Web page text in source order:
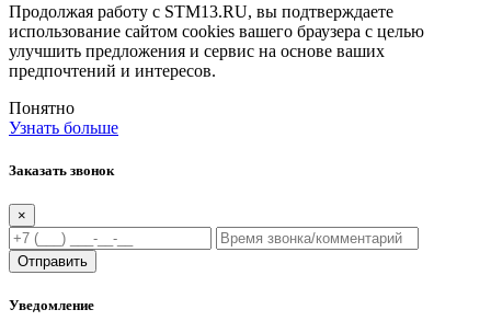
Продолжая работу с STM13.RU, вы подтверждаете
использование сайтом cookies вашего браузера с целью
улучшить предложения и сервис на основе ваших
предпочтений и интересов.
Понятно
Узнать больше
Заказать звонок
×
Отправить
Уведомление